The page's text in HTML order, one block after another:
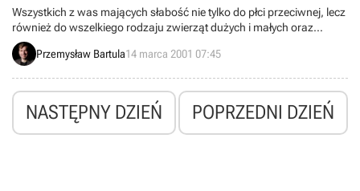
Wszystkich z was mających słabość nie tylko do płci przeciwnej, lecz
również do wszelkiego rodzaju zwierząt dużych i małych oraz
posiadających swego rodzaju żyłkę ekonomiczną, ucieszy
wiadomość o najnowszej zapowiedzianej przez firmę Microsoft grze
Przemysław Bartula14 marca 2001 07:45
NASTĘPNY DZIEŃ POPRZEDNI DZIEŃ